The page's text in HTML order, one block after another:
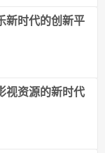
新时代的创新平
视资源的新时代